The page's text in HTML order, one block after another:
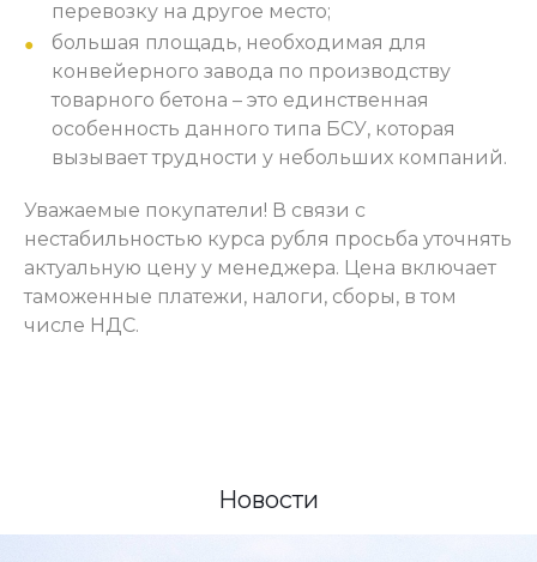
перевозку на другое место;
большая площадь, необходимая для
конвейерного завода по производству
товарного бетона – это единственная
особенность данного типа БСУ, которая
вызывает трудности у небольших компаний.
Уважаемые покупатели! В связи с
нестабильностью курса рубля просьба уточнять
актуальную цену у менеджера. Цена включает
таможенные платежи, налоги, сборы, в том
числе НДС.
Новости